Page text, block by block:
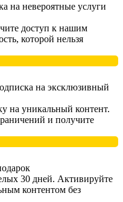
на невероятные услуги
доступ к нашим
которой нельзя
на эксклюзивный
на уникальный контент.
и получите
30 дней. Активируйте
контентом без